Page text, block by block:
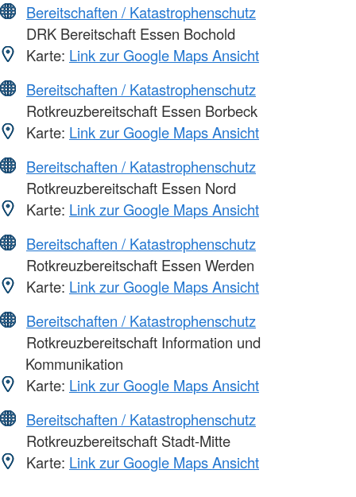
Bereitschaften / Katastrophenschutz
DRK Bereitschaft Essen Bochold
Karte: Link zur Google Maps Ansicht
Bereitschaften / Katastrophenschutz
Rotkreuzbereitschaft Essen Borbeck
Karte: Link zur Google Maps Ansicht
Bereitschaften / Katastrophenschutz
Rotkreuzbereitschaft Essen Nord
Karte: Link zur Google Maps Ansicht
Bereitschaften / Katastrophenschutz
Rotkreuzbereitschaft Essen Werden
Karte: Link zur Google Maps Ansicht
Bereitschaften / Katastrophenschutz
Rotkreuzbereitschaft Information und
Kommunikation
Karte: Link zur Google Maps Ansicht
Bereitschaften / Katastrophenschutz
Rotkreuzbereitschaft Stadt-Mitte
Karte: Link zur Google Maps Ansicht